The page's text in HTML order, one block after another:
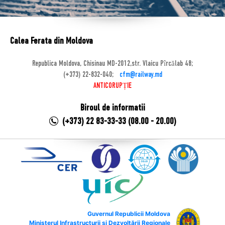
Calea Ferata din Moldova
Republica Moldova, Chisinau MD-2012,str. Vlaicu Pîrcălab 48;
(+373) 22-832-040;
cfm@railway.md
ANTICORUPȚIE
Biroul de informatii
(+373) 22 83-33-33 (08.00 - 20.00)
Guvernul Republicii Moldova
Ministerul Infrastructurii și Dezvoltării Regionale